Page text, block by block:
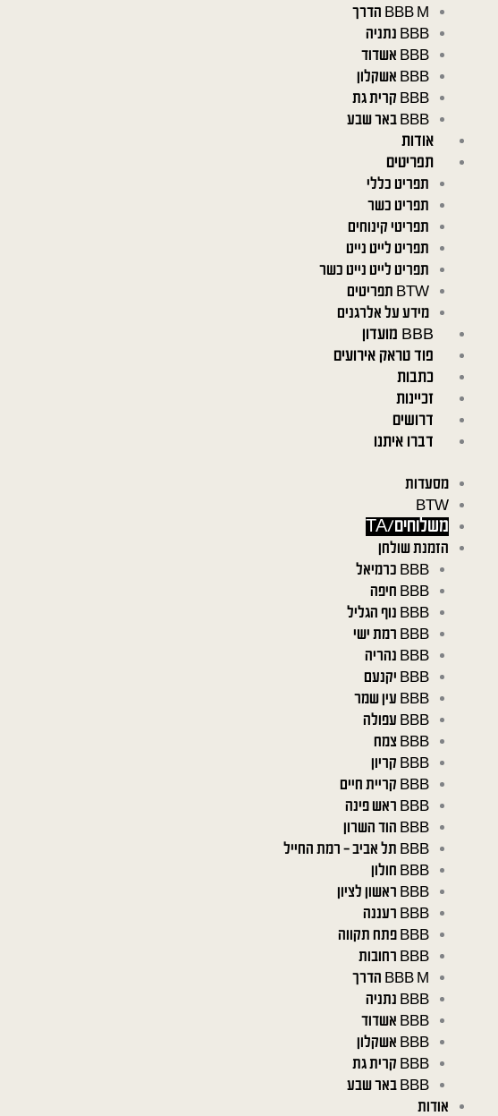
BBB M הדרך
BBB נתניה
BBB אשדוד
BBB אשקלון
BBB קרית גת
BBB באר שבע
אודות
תפריטים
תפריט כללי
תפריט כשר
תפריטי קינוחים
תפריט לייט נייט
תפריט לייט נייט כשר
BTW תפריטים
מידע על אלרגנים
BBB מועדון
פוד טראק אירועים
כתבות
זכיינות
דרושים
דברו איתנו
מסעדות
BTW
משלוחים/TA
הזמנת שולחן
BBB כרמיאל
BBB חיפה
BBB נוף הגליל
BBB רמת ישי
BBB נהריה
BBB יקנעם
BBB עין שמר
BBB עפולה
BBB צמח
BBB קריון
BBB קריית חיים
BBB ראש פינה
BBB הוד השרון
BBB תל אביב – רמת החייל
BBB חולון
BBB ראשון לציון
BBB רעננה
BBB פתח תקווה
BBB רחובות
BBB M הדרך
BBB נתניה
BBB אשדוד
BBB אשקלון
BBB קרית גת
BBB באר שבע
אודות